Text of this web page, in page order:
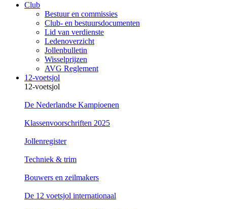
Club
Bestuur en commissies
Club- en bestuursdocumenten
Lid van verdienste
Ledenoverzicht
Jollenbulletin
Wisselprijzen
AVG Reglement
12-voetsjol
12-voetsjol
De Nederlandse Kampioenen
Klassenvoorschriften 2025
Jollenregister
Techniek & trim
Bouwers en zeilmakers
De 12 voetsjol internationaal